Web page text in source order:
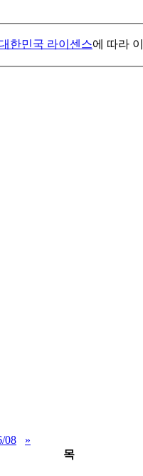
한민국 라이센스에 따라
08
»
목